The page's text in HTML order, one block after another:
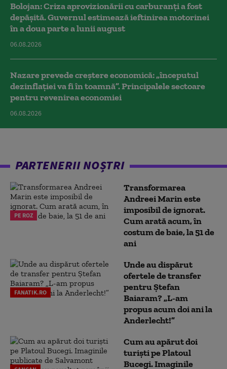
Bolojan: Criza aprovizionării cu carburanți a fost
depășită. Guvernul estimează ieftinirea motorinei
în a doua parte a lunii august
06.08.2026
Nazare prevede creștere economică: „începutul
dezinflației va fi în toamnă”. Principalele sectoare
pentru revenirea economiei
06.08.2026
PARTENERII NOȘTRI
PE ROZ
Transformarea
Andreei Marin este
imposibil de ignorat.
Cum arată acum, în
costum de baie, la 51 de
ani
FANATIK.RO
Unde au dispărut
ofertele de transfer
pentru Ștefan
Baiaram? „L-am
propus acum doi ani la
Anderlecht!”
Cum au apărut doi
turiști pe Platoul
Bucegi. Imaginile